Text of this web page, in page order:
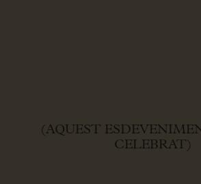
(AQUEST
CELEBRAT)